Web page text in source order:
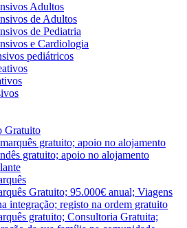
Adultos
de Adultos
de Pediatria
e Cardiologia
pediátricos
Gratuito
gratuito; apoio no alojamento
gratuito; apoio no alojamento
Gratuito; 95.000€ anual; Viagens
integração; registo na ordem gratuito
gratuito; Consultoria Gratuita;